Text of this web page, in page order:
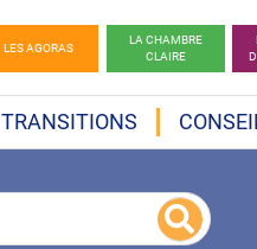
LES AGORAS
LA CHAMBRE
CLAIRE
TRANSITIONS